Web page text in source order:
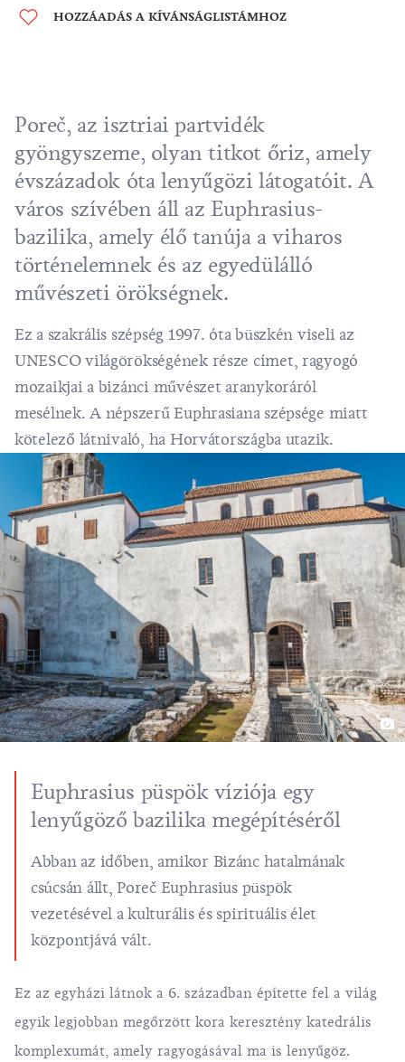
HOZZÁADÁS A KÍVÁNSÁGLISTÁMHOZ
Poreč, az isztriai partvidék
gyöngyszeme, olyan titkot őriz, amely
évszázadok óta lenyűgözi látogatóit. A
város szívében áll az Euphrasius-
bazilika, amely élő tanúja a viharos
történelemnek és az egyedülálló
művészeti örökségnek.
Ez a szakrális szépség 1997. óta büszkén viseli az
UNESCO világörökségének része címet, ragyogó
mozaikjai a bizánci művészet aranykoráról
mesélnek. A népszerű Euphrasiana szépsége miatt
kötelező látnivaló, ha Horvátországba utazik.
Euphrasius püspök víziója egy
lenyűgöző bazilika megépítéséről
Abban az időben, amikor Bizánc hatalmának
csúcsán állt, Poreč Euphrasius püspök
vezetésével a kulturális és spirituális élet
központjává vált.
Ez az egyházi látnok a 6. században építette fel a világ
egyik legjobban megőrzött kora keresztény katedrális
komplexumát, amely ragyogásával ma is lenyűgöz.